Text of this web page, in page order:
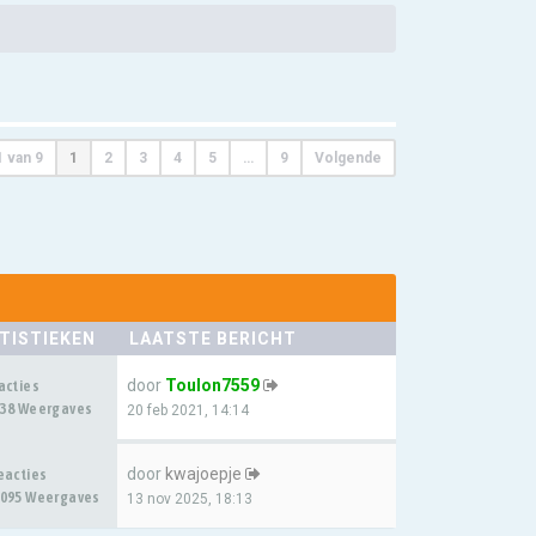
van 9 1 2 3 4 5 … 9 Volgende
LAATSTE BERICHT
Weergaves
door Toulon7559
20 feb 2021, 14:14
Weergaves
door kwajoepje
13 nov 2025, 18:13